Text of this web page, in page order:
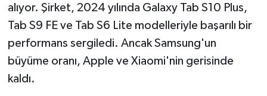
alıyor. Şirket, 2024 yılında Galaxy Tab S10 Plus,
Tab S9 FE ve Tab S6 Lite modelleriyle başarılı bir
performans sergiledi. Ancak Samsung'un
büyüme oranı, Apple ve Xiaomi'nin gerisinde
kaldı.